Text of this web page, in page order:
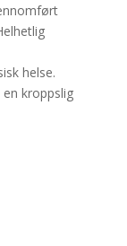
helse.
kroppslig